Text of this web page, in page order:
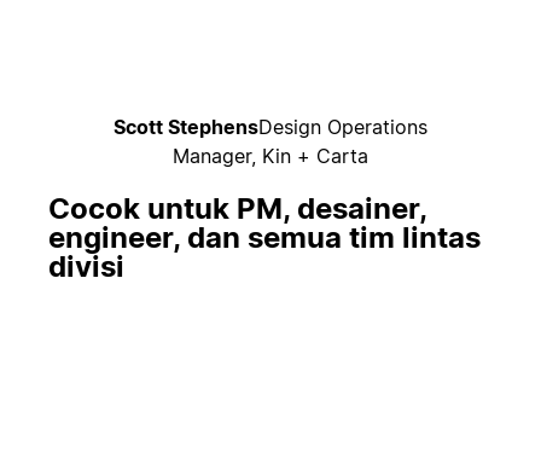
Scott StephensDesign Operations
Manager, Kin + Carta
Cocok untuk PM, desainer,
engineer, dan semua tim lintas
divisi